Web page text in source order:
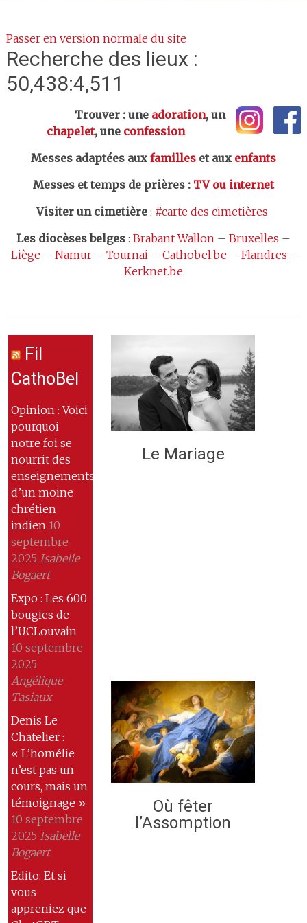
Passer en version normale du site
Recherche des lieux :
50,438:4,511
Trouver : une adoration, un
chapelet, une confession
Messes adaptées aux familleset aux enfants
Messes et temps de prières: TV ou internet
Visiter un cimetière: #carte des cimetières
Les diocèses belges: Brabant Wallon– Bruxelles –
Liège – Namur– Tournai– Cathobel.be – Flandres –
Kerknet.be
Fil
CathoBel
Opinion : Voici
pourquoi
notre foi se
nourrit des
enseignements
d’un moine
chrétien
indien 10
septembre
2025 Isabelle
Bogaert
Expo : Les 600
bougies de
l’UCLouvain
10 septembre
2025
Angélique
Tasiaux
Denis Le
Chatelier :
« L’homélie
n’est pas un
cours, mais un
témoignage »
10 septembre
2025 Isabelle
Bogaert
Edito: Et si
vous
appreniez que
Le Mariage
Où fêter
l’Assomption